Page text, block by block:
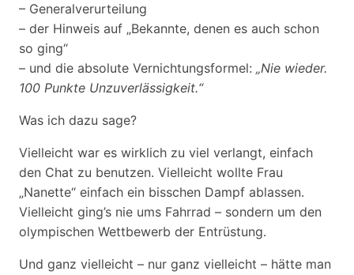
– Generalverurteilung
– der Hinweis auf „Bekannte, denen es auch schon
so ging“
– und die absolute Vernichtungsformel: „Nie wieder.
100 Punkte Unzuverlässigkeit.“
Was ich dazu sage?
Vielleicht war es wirklich zu viel verlangt, einfach
den Chat zu benutzen. Vielleicht wollte Frau
„Nanette“ einfach ein bisschen Dampf ablassen.
Vielleicht ging’s nie ums Fahrrad – sondern um den
olympischen Wettbewerb der Entrüstung.
Und ganz vielleicht – nur ganz vielleicht – hätte man